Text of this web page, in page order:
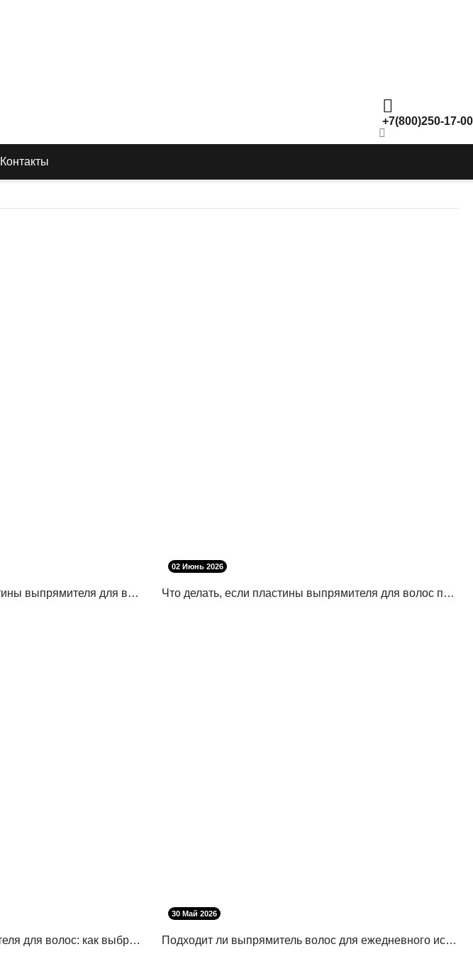
+7(800)250-17-00
Контакты
Как правильно чистить пластины выпрямителя для волос?
02 Июнь 2026
Что делать, если пластины выпрямителя для волос поцарапались?
Покрытие пластин выпрямителя для волос: как выбрать безопасное и эффективное
30 Май 2026
Подходит ли выпрямитель волос для ежедневного использования?